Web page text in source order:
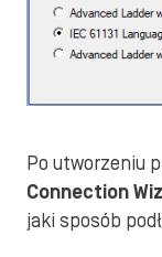
Po utworzeniu
Connection
jaki sposób